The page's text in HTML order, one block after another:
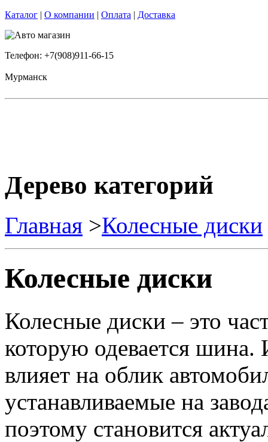
Каталог | О компании | Оплата | Доставка
Телефон: +7(908)911-66-15
Мурманск
Дерево категорий
Главная >Колесные диски
Колесные диски
Колесные диски – это
которую одевается
влияет на облик
устанавливаемые на
поэтому становится